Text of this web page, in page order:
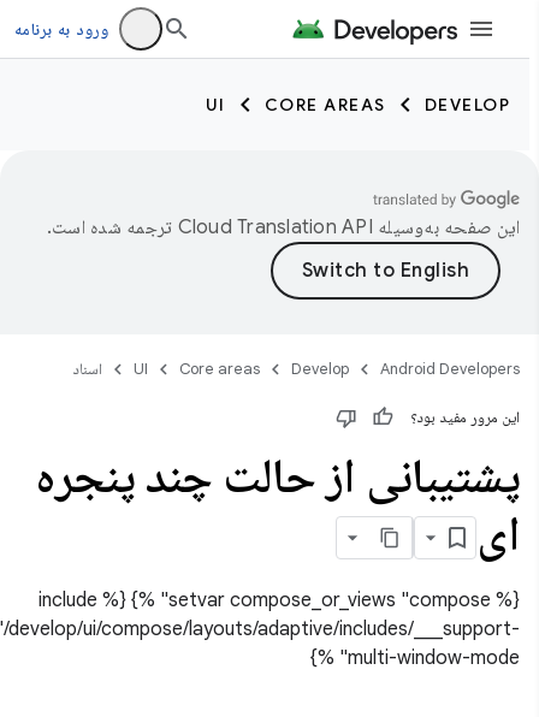
ورود به برنامه
DEVELOP
CORE AREAS
UI
این صفحه به‌وسیله ترجمه شده است.
Android Developers
Develop
Core areas
UI اسناد
این مرور مفید بود؟
پشتیبانی از حالت چند پنجره
ای
{% setvar compose_or_views "compose" %} {% include
"/develop/ui/compose/layouts/adaptive/includes/___support-
multi-window-mode" %}